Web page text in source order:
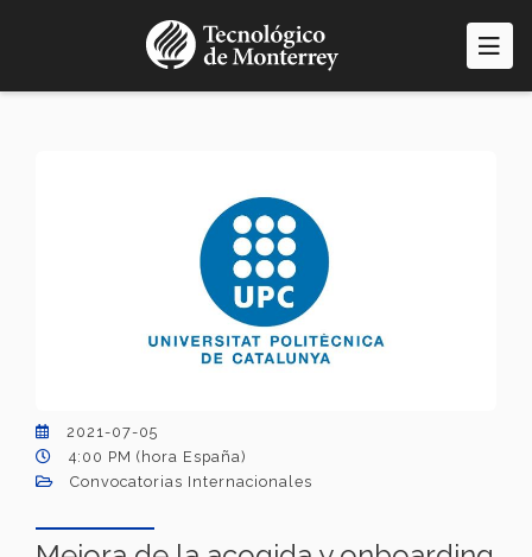
2021-07-05
4:00 PM (hora España)
Convocatorias Internacionales